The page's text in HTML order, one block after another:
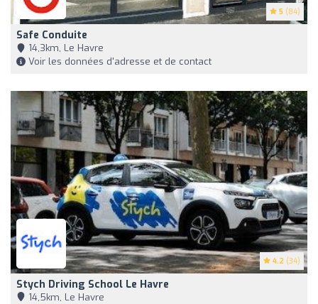
5 (84)
Safe Conduite
14,3km, Le Havre
Voir les données d'adresse et de contact
4.2 (34)
Stych Driving School Le Havre
14,5km, Le Havre